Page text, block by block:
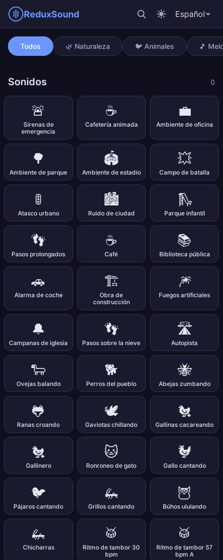
ReduxSound Español
Tren expreso
Todos 🌿 Naturaleza 🐦 Animales 🎵
Sonidos 0
🚨
Sirenas de
emergencia
☕
Cafetería animada
💼
Ambiente de oficina
🌳
Ambiente de parque
🏟️
Ambiente de estadio
💥
Campo de batalla
🚦
Atasco urbano
🏙️
Ruido de ciudad
🛝
Parque infantil
👣
Pasos prolongados
☕
Café
📚
Biblioteca pública
🚗
Alarma de coche
🏗️
Obra de
construcción
🎆
Fuegos artificiales
🔔
Campanas de iglesia
👣
Pasos sobre la nieve
🛣️
Autopista
🐑
Ovejas balando
🐕
Perros del pueblo
🐝
Abejas zumbando
🐸
Ranas croando
🕊️
Gaviotas chillando
🐔
Gallinas cacareando
🐔
Gallinero
🐱
Ronroneo de gato
🐓
Gallo cantando
🐦
Pájaros cantando
🦗
Grillos cantando
🦉
Búhos ululando
🦗
Chicharras
🥁
Ritmo de tambor 30
bpm
🥁
Ritmo de tambor 57
bpm A